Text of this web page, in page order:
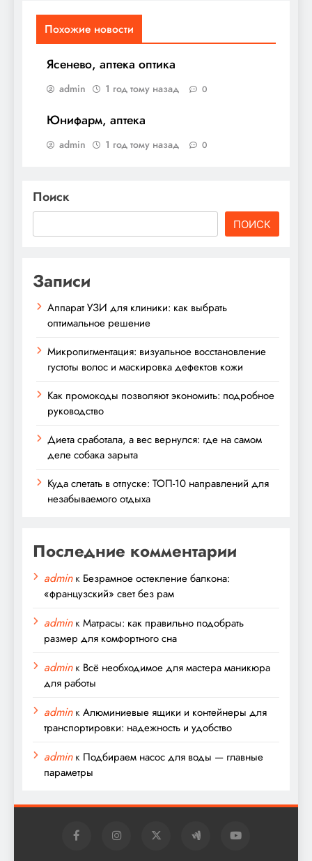
Похожие новости
Ясенево, аптека оптика
admin 1 год тому назад 0
Юнифарм, аптека
admin 1 год тому назад 0
Поиск
ПОИСК
Записи
Аппарат УЗИ для клиники: как выбрать
оптимальное решение
Микропигментация: визуальное восстановление
густоты волос и маскировка дефектов кожи
Как промокоды позволяют экономить: подробное
руководство
Диета сработала, а вес вернулся: где на самом
деле собака зарыта
Куда слетать в отпуске: ТОП-10 направлений для
незабываемого отдыха
Последние комментарии
adminк Безрамное остекление балкона:
«французский» свет без рам
adminкМатрасы: как правильно подобрать
размер для комфортного сна
adminк Всё необходимое для мастера маникюра
для работы
adminкАлюминиевые ящики и контейнеры для
транспортировки: надежность и удобство
adminк Подбираем насос для воды — главные
параметры